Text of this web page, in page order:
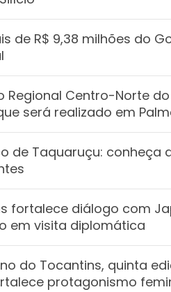
de R$ 9,38 milhões do
Regional Centro-Norte
será realizado em
de Taquaruçu: conheça
fortalece diálogo com
em visita diplomática
do Tocantins, quinta
protagonismo